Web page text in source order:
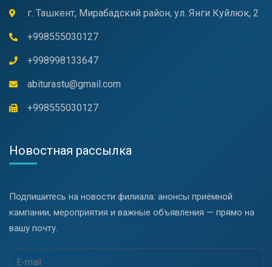
г. Ташкент, Мирабадский район, ул. Янги Куйлюк, 2
+998555030127
+998998133647
abiturastu@gmail.com
+998555030127
Новостная рассылка
Подпишитесь на новости филиала: анонсы приёмной
кампании, мероприятия и важные объявления — прямо на
вашу почту.